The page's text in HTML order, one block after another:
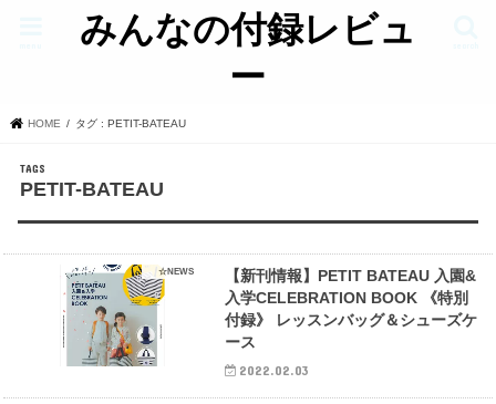
みんなの付録レビュ
ー
HOME タグ : PETIT-BATEAU
PETIT-BATEAU
☆NEWS
【新刊情報】PETIT BATEAU 入園&
入学CELEBRATION BOOK 《特別
付録》 レッスンバッグ＆シューズケ
ース
2022.02.03